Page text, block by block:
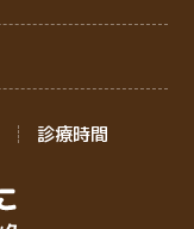
診療時間